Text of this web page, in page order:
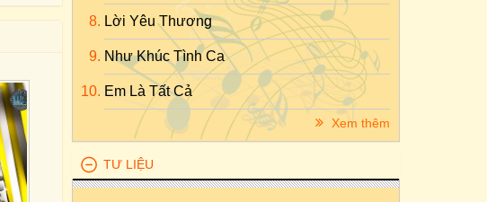
Lời Yêu Thương
Như Khúc Tình Ca
Em Là Tất Cả
Xem thêm
TƯ LIỆU